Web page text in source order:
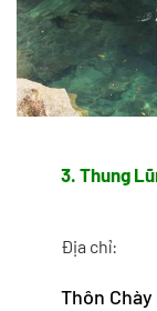
3. Thung
Địa chỉ:
Thôn